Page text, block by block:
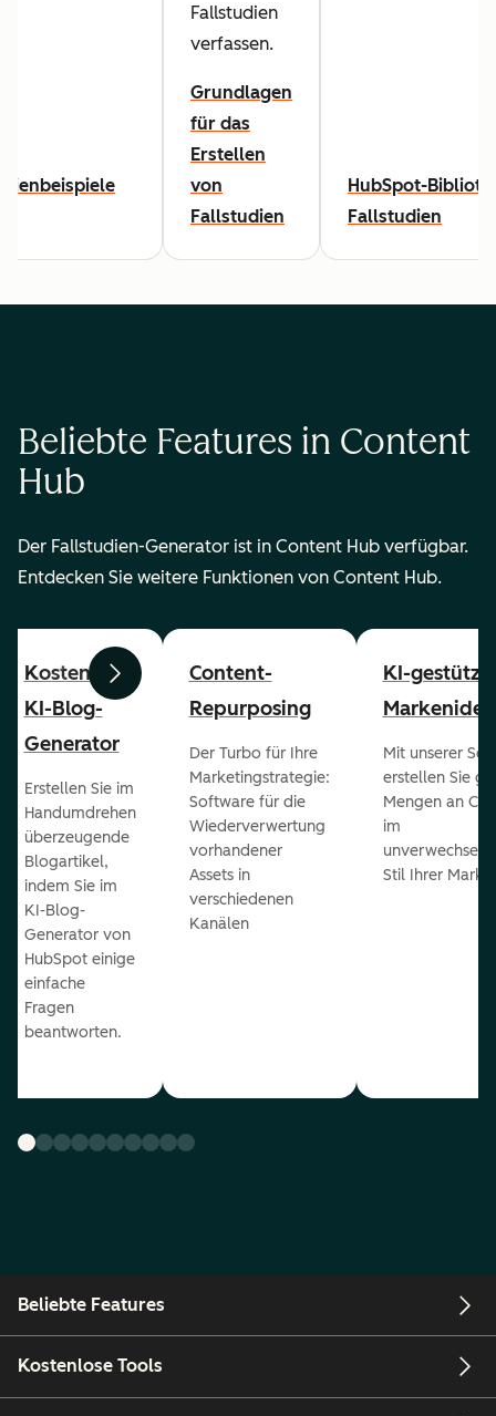
Fallstudien
verfassen.
Grundlagen
für das
Erstellen
von
Fallstudien
HubSpot-
Fallstudien
Beliebte Features in Content
Hub
Der Fallstudien-Generator ist in Content Hub verfügbar.
Entdecken Sie weitere Funktionen von Content Hub.
ZurückWeiter
Kostenloser
KI-Blog-
Generator
Erstellen Sie im
Handumdrehen
überzeugende
Blogartikel,
indem Sie im
KI-Blog-
Generator von
HubSpot einige
einfache
Fragen
beantworten.
Content-
Repurposing
Der Turbo für Ihre
Marketingstrategie:
Software für die
Wiederverwertung
vorhandener
Assets in
verschiedenen
Kanälen
KI-
Mit unserer
erstellen Sie
Mengen an
im
Stil Ihrer Marke.
Beliebte Features
Kostenlose Tools